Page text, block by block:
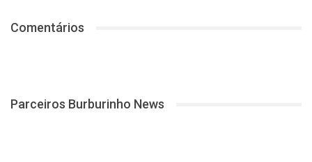
Comentários
Parceiros Burburinho News